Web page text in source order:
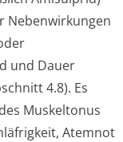
Nebenwirkungen
und Dauer
4.8). Es
Muskeltonus
Atemnot